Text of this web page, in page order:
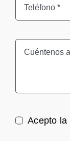
Acepto la